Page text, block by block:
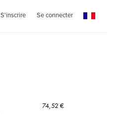
S'inscrire Se connecter
74,52 €